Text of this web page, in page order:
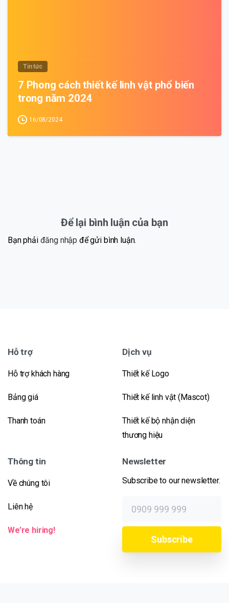
Tin tức
7 Phong cách thiết kế linh vật phổ biến
trong năm 2024
16/08/2024
Để lại bình luận của bạn
Bạn phải đăng nhập để gửi bình luận.
Hỗ trợ
Hỗ trợ khách hàng
Bảng giá
Thanh toán
Dịch vụ
Thiết kế Logo
Thiết kế linh vật (Mascot)
Thiết kế bộ nhận diện
thương hiệu
Thông tin
Về chúng tôi
Liên hệ
We’re hiring!
Newsletter
Subscribe to our newsletter.